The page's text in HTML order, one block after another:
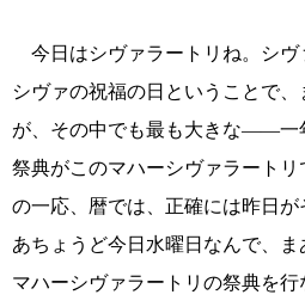
今日はシヴァラートリね。シヴ
シヴァの祝福の日ということで
が、その中でも最も大きな――一
祭典がこのマハーシヴァラート
の一応、暦では、正確には昨日が
あちょうど今日水曜日なんで、
マハーシヴァラートリの祭典を